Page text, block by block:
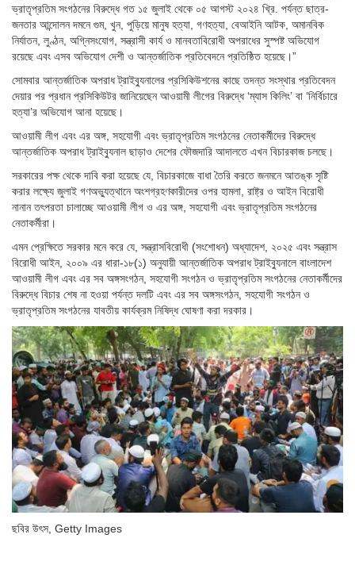
ভ্রাতৃপ্রতিম সংগঠনের বিরুদ্ধে গত ১৫ জুলাই থেকে ০৫ আগস্ট ২০২৪ খ্রি. পর্যন্ত ছাত্র-
জনতার আন্দোলন দমনে গুম, খুন, পুড়িয়ে মানুষ হত্যা, গণহত্যা, বেআইনি আটক, অমানবিক
নির্যাতন, লুণ্ঠন, অগ্নিসংযোগ, সন্ত্রাসী কার্য ও মানবতাবিরোধী অপরাধের সুস্পষ্ট অভিযোগ
রয়েছে এবং এসব অভিযোগ দেশী ও আন্তর্জাতিক প্রতিবেদনে প্রতিষ্ঠিত হয়েছে।”
সোমবার আন্তর্জাতিক অপরাধ ট্রাইব্যুনালের প্রসিকিউশনের কাছে তদন্ত সংস্থার প্রতিবেদন
দেয়ার পর প্রধান প্রসিকিউটর জানিয়েছেন আওয়ামী লীগের বিরুদ্ধে ‘ম্যাস কিলিং’ বা ‘নির্বিচারে
হত্যা’র অভিযোগ আনা হয়েছে।
আওয়ামী লীগ এবং এর অঙ্গ, সহযোগী এবং ভ্রাতৃপ্রতিম সংগঠনের নেতাকর্মীদের বিরুদ্ধে
আন্তর্জাতিক অপরাধ ট্রাইব্যুনাল ছাড়াও দেশের ফৌজদারি আদালতে এখন বিচারকাজ চলছে।
সরকারের পক্ষ থেকে দাবি করা হয়েছে যে, বিচারকাজে বাধা তৈরি করতে জনমনে আতঙ্ক সৃষ্টি
করার লক্ষ্যে জুলাই গণঅভ্যুত্থানে অংশগ্রহণকারীদের ওপর হামলা, রাষ্ট্র ও আইন বিরোধী
নানান তৎপরতা চালাচ্ছে আওয়ামী লীগ ও এর অঙ্গ, সহযোগী এবং ভ্রাতৃপ্রতিম সংগঠনের
নেতাকর্মীরা।
এমন প্রেক্ষিতে সরকার মনে করে যে, সন্ত্রাসবিরোধী (সংশোধন) অধ্যাদেশ, ২০২৫ এবং সন্ত্রাস
বিরোধী আইন, ২০০৯ এর ধারা-১৮(১) অনুযায়ী আন্তর্জাতিক অপরাধ ট্রাইব্যুনালে বাংলাদেশ
আওয়ামী লীগ এবং এর সব অঙ্গসংগঠন, সহযোগী সংগঠন ও ভ্রাতৃপ্রতিম সংগঠনের নেতাকর্মীদের
বিরুদ্ধে বিচার শেষ না হওয়া পর্যন্ত দলটি এবং এর সব অঙ্গসংগঠন, সহযোগী সংগঠন ও
ভ্রাতৃপ্রতিম সংগঠনের যাবতীয় কার্যক্রম নিষিদ্ধ ঘোষণা করা দরকার।
ছবির উৎস, Getty Images